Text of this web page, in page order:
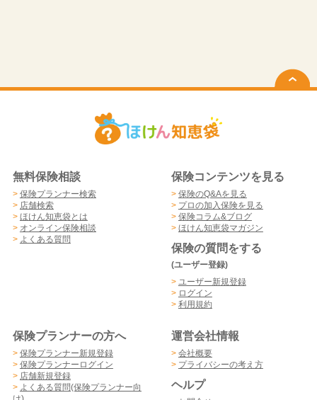
無料保険相談
> 保険プランナー検索
> 店舗検索
> ほけん知恵袋とは
> オンライン保険相談
> よくある質問
保険コンテンツを見る
> 保険のQ&Aを見る
> プロの加入保険を見る
> 保険コラム&ブログ
> ほけん知恵袋マガジン
保険の質問をする
(ユーザー登録)
> ユーザー新規登録
> ログイン
> 利用規約
保険プランナーの方へ
> 保険プランナー新規登録
> 保険プランナーログイン
> 店舗新規登録
> よくある質問(保険プランナー向
運営会社情報
> 会社概要
> プライバシーの考え方
ヘルプ